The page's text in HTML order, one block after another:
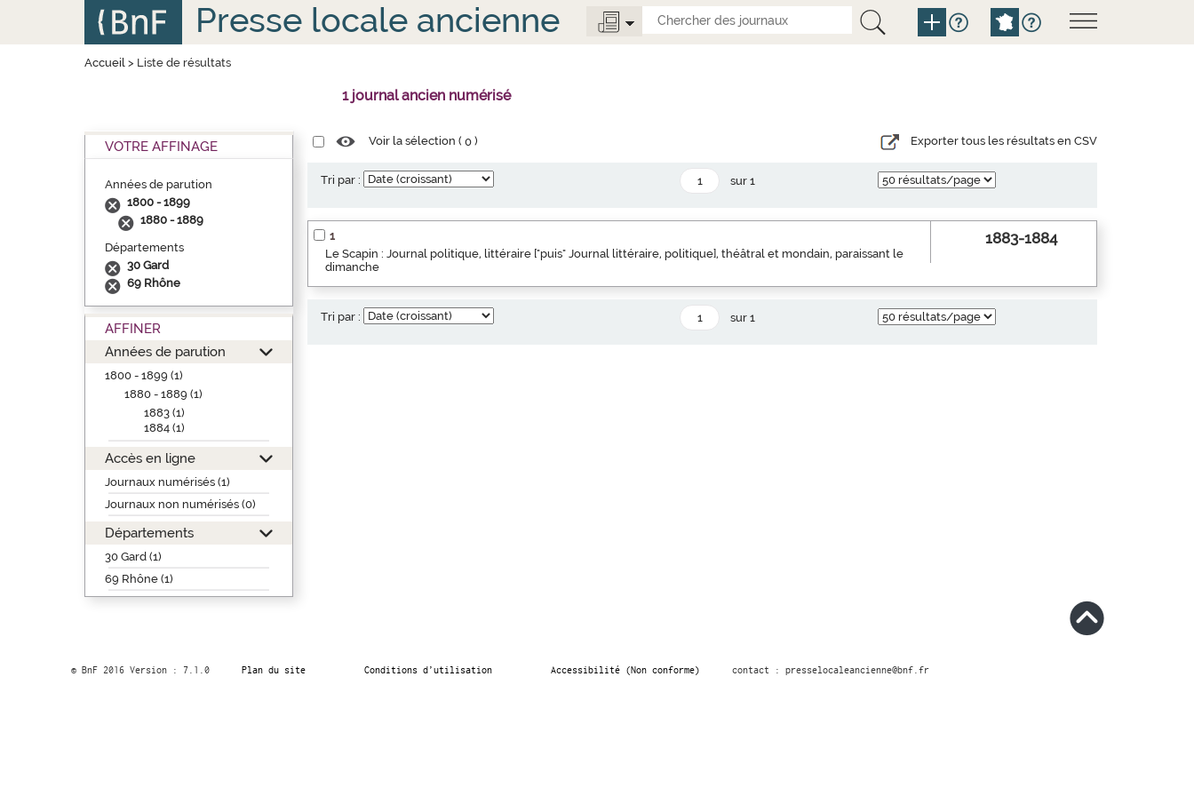
Presse locale ancienne
Accueil> Liste de résultats
1 journal ancien numérisé
VOTRE AFFINAGE
Années de parution
1800 - 1899
1880 - 1889
Départements
30 Gard
69 Rhône
AFFINER
Années de parution
1800 - 1899 (1)
1880 - 1889 (1)
1883 (1)
1884 (1)
Accès en ligne
Journaux numérisés (1)
Journaux non numérisés (0)
Départements
30 Gard (1)
69 Rhône (1)
Voir la sélection (0 ) Exporter tous les résultats en CSV
Tri par : sur 1
1
Le Scapin : Journal politique, littéraire ["puis" Journal littéraire, politique], théâtral et mondain, paraissant le
dimanche
1883-1884
Tri par : sur 1
© BnF 2016 Version : 7.1.0 Plan du site Conditions d’utilisation Accessibilité (Non conforme) contact : presselocaleancienne@bnf.fr
Panneau de gestion des cookies